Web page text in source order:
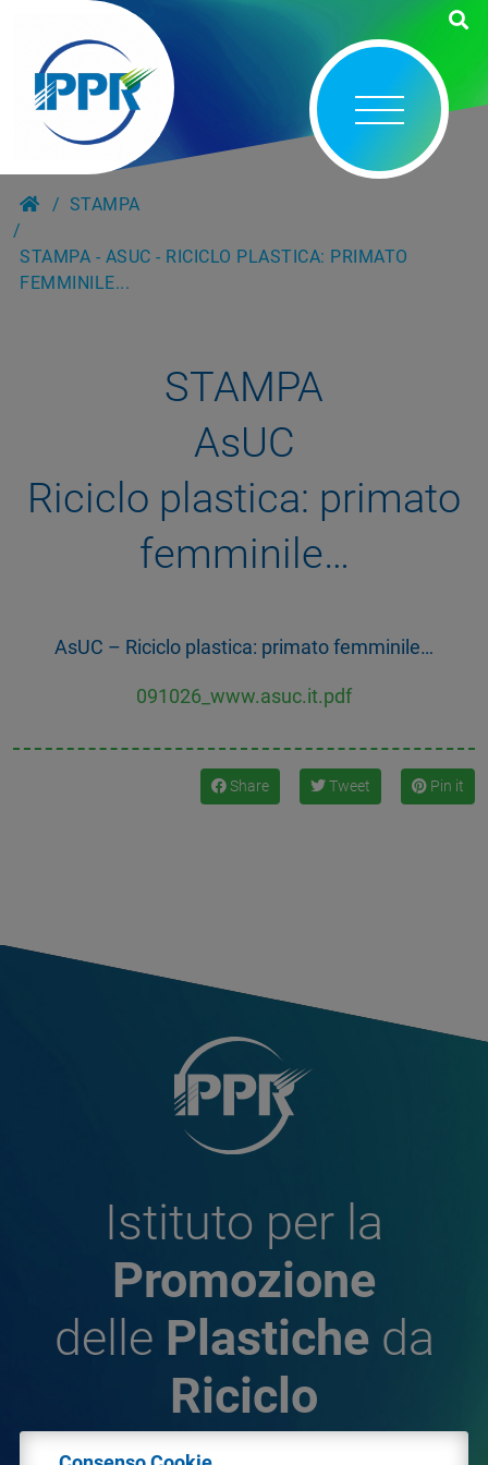
STAMPA
STAMPA - ASUC - RICICLO PLASTICA: PRIMATO
FEMMINILE...
STAMPA
AsUC
Riciclo plastica: primato
femminile…
AsUC – Riciclo plastica: primato femminile…
091026_www.asuc.it.pdf
Share Tweet Pin it
Istituto per la
Promozione
delle Plastiche da
Riciclo